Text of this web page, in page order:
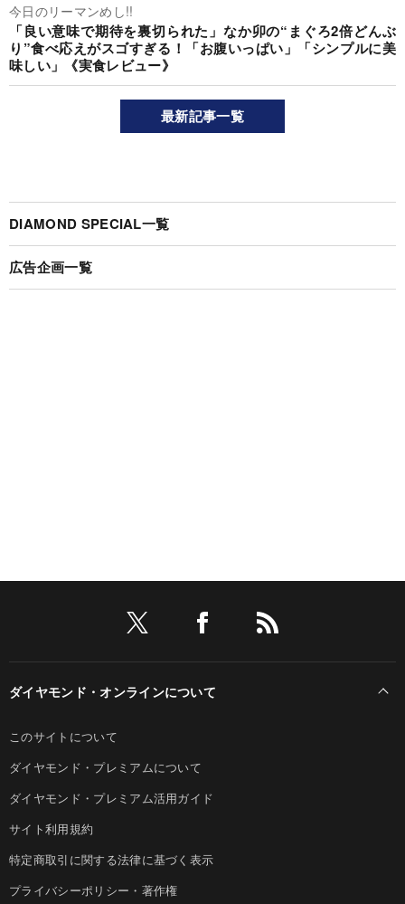
今日のリーマンめし!!
「良い意味で期待を裏切られた」なか卯の“まぐろ2倍どんぶ
り”食べ応えがスゴすぎる！「お腹いっぱい」「シンプルに美
味しい」《実食レビュー》
最新記事一覧
DIAMOND SPECIAL一覧
広告企画一覧
ダイヤモンド・オンラインについて
このサイトについて
ダイヤモンド・プレミアムについて
ダイヤモンド・プレミアム活用ガイド
サイト利用規約
特定商取引に関する法律に基づく表示
プライバシーポリシー・著作権